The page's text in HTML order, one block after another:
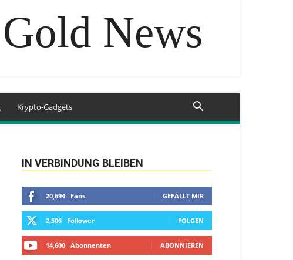
News
Krypto-Gadgets
IN VERBINDUNG BLEIBEN
20,694 Fans GEFÄLLT MIR
2,506 Follower FOLGEN
14,600 Abonnenten ABONNIEREN